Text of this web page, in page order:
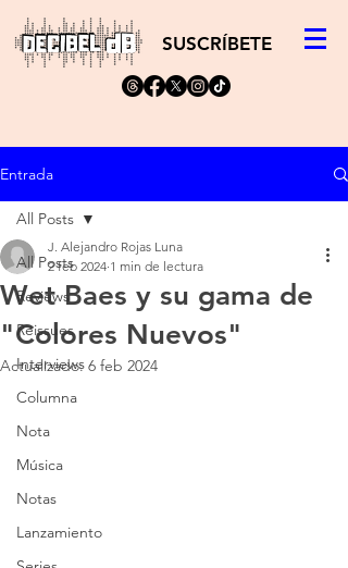
SUSCRÍBETE
Entrada
All Posts
Reviews
Reissues
Interviews
Columna
Nota
Música
Notas
Lanzamiento
All Posts
Wet Baes y su gama de
"Colores Nuevos"
J. Alejandro Rojas Luna
2 feb 2024 1 min de lectura
Actualizado:6 feb 2024